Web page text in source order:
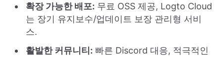
확장 가능한 배포: 무료 OSS 제공, Logto Cloud
는 장기 유지보수/업데이트 보장 관리형 서비
스.
활발한 커뮤니티: 빠른 Discord 대응, 적극적인